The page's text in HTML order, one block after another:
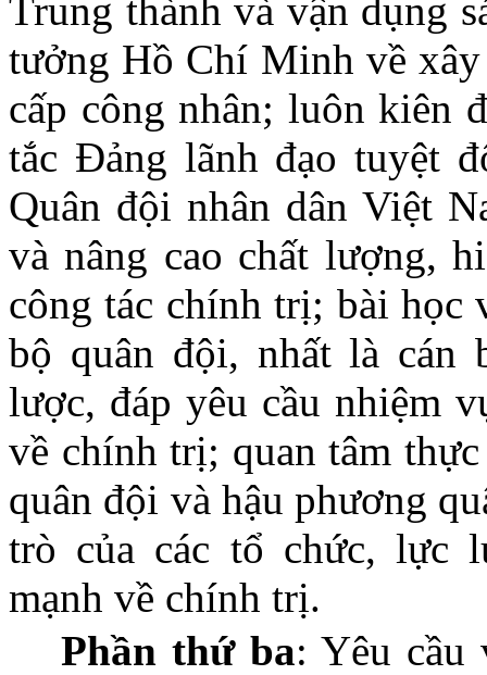
Trung thành và vận dụng
tưởng Hồ Chí Minh về
cấp công nhân; luôn kiên
tắc Đảng lãnh đạo tuyệt
Quân đội nhân dân Việt
và nâng cao chất lượng,
công tác chính trị; bài học
bộ quân đội, nhất là cán
lược, đáp yêu cầu nhiệm
về chính trị; quan tâm
quân đội và hậu phương
trò của các tổ chức, lực
mạnh về chính trị.
Phần thứ ba: Yêu cầu